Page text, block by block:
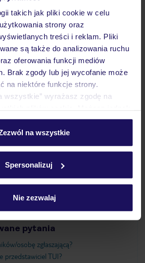
takich jak pliki cookie w celu
strony oraz
treści i reklam. Pliki
są także do analizowania ruchu
oferowania funkcji mediów
Brak zgody lub jej wycofanie może
na niektóre funkcje strony.
wszystkie” wyrażasz zgodę na
wybór wchodząc w zakładkę
o plikach cookie znajdziesz
na wszystkie
Spersonalizuj
Nie zezwalaj
pytania
osobę zgłaszającą?
przedstawiciel TUI?